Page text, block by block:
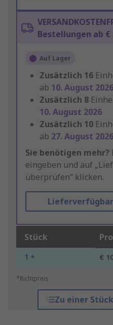
Bestellungen ab €
Auf Lager
Zusätzlich 16
ab 10. August 2026
Zusätzlich 8
10. August 2026
Zusätzlich 10
ab 27. August 2026
Sie benötigen mehr?
eingeben und auf
überprüfen“ klicken.
Stück
1 + €
*Richtpreis
Zu einer